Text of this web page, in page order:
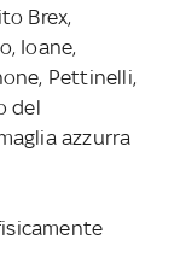
Brex,
Ioane,
Pettinelli,
del
azzurra